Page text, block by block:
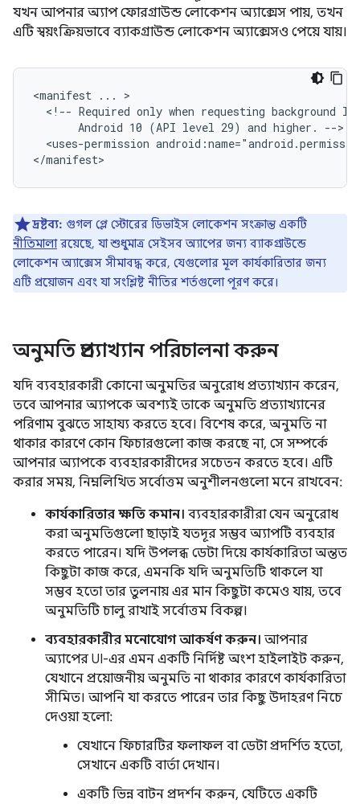
যখন আপনার অ্যাপ ফোরগ্রাউন্ড লোকেশন অ্যাক্সেস পায়, তখন
এটি স্বয়ংক্রিয়ভাবে ব্যাকগ্রাউন্ড লোকেশন অ্যাক্সেসও পেয়ে যায়।
<manifest ...
<!-- Required only when requesting background
Android 10 (API level 29) and higher.
<uses-permission
দ্রষ্টব্য: গুগল প্লে স্টোরের ডিভাইস লোকেশন সংক্রান্ত একটি
নীতিমালারয়েছে, যা শুধুমাত্র সেইসব অ্যাপের জন্য ব্যাকগ্রাউন্ডে
লোকেশন অ্যাক্সেস সীমাবদ্ধ করে, যেগুলোর মূল কার্যকারিতার জন্য
এটি প্রয়োজন এবং যা সংশ্লিষ্ট নীতির শর্তগুলো পূরণ করে।
অনুমতি প্রত্যাখ্যান পরিচালনা করুন
যদি ব্যবহারকারী কোনো অনুমতির অনুরোধ প্রত্যাখ্যান করেন,
তবে আপনার অ্যাপকে অবশ্যই তাকে অনুমতি প্রত্যাখ্যানের
পরিণাম বুঝতে সাহায্য করতে হবে। বিশেষ করে, অনুমতি না
থাকার কারণে কোন ফিচারগুলো কাজ করছে না, সে সম্পর্কে
আপনার অ্যাপকে ব্যবহারকারীদের সচেতন করতে হবে। এটি
করার সময়, নিম্নলিখিত সর্বোত্তম অনুশীলনগুলো মনে রাখবেন:
কার্যকারিতার ক্ষতি কমান। ব্যবহারকারীরা যেন অনুরোধ
করা অনুমতিগুলো ছাড়াই যতদূর সম্ভব অ্যাপটি ব্যবহার
করতে পারেন। যদি উপলব্ধ ডেটা দিয়ে কার্যকারিতা অন্তত
কিছুটা কাজ করে, এমনকি যদি অনুমতিটি থাকলে যা
সম্ভব হতো তার তুলনায় এর মান কিছুটা কমেও যায়, তবে
অনুমতিটি চালু রাখাই সর্বোত্তম বিকল্প।
ব্যবহারকারীর মনোযোগ আকর্ষণ করুন। আপনার
অ্যাপের UI-এর এমন একটি নির্দিষ্ট অংশ হাইলাইট করুন,
যেখানে প্রয়োজনীয় অনুমতি না থাকার কারণে কার্যকারিতা
সীমিত। আপনি যা করতে পারেন তার কিছু উদাহরণ নিচে
দেওয়া হলো:
যেখানে ফিচারটির ফলাফল বা ডেটা প্রদর্শিত হতো,
সেখানে একটি বার্তা দেখান।
একটি ভিন্ন বাটন প্রদর্শন করুন, যেটিতে একটি